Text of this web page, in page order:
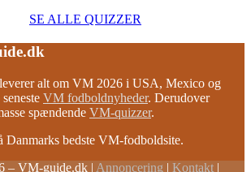
SE ALLE QUIZZER
alt om VM 2026 i USA, Mexico og
VM fodboldnyheder. Derudover
spændende VM-quizzer.
Danmarks bedste VM-fodboldsite.
– VM-guide.dk | Annoncering | Kontakt |